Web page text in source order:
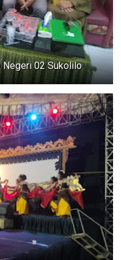
Negeri 02 Sukolilo